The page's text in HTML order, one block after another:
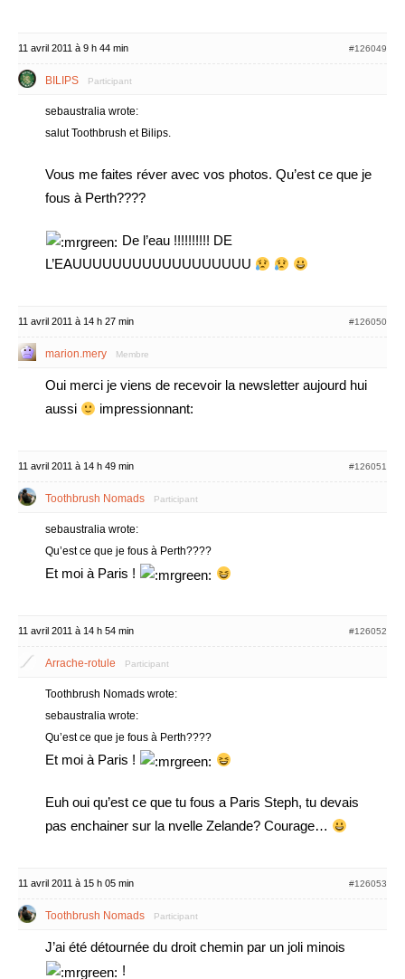
11 avril 2011 à 9 h 44 min #126049
BILIPS Participant
sebaustralia wrote:
salut Toothbrush et Bilips.
Vous me faites réver avec vos photos. Qu’est ce que je
fous à Perth????
De l’eau !!!!!!!!!! DE
L’EAUUUUUUUUUUUUUUUUUU
11 avril 2011 à 14 h 27 min #126050
marion.mery Membre
Oui merci je viens de recevoir la newsletter aujourd hui
aussi
impressionnant:
11 avril 2011 à 14 h 49 min #126051
Toothbrush Nomads Participant
sebaustralia wrote:
Qu’est ce que je fous à Perth????
Et moi à Paris !
11 avril 2011 à 14 h 54 min #126052
Arrache-rotule Participant
Toothbrush Nomads wrote:
sebaustralia wrote:
Qu’est ce que je fous à Perth????
Et moi à Paris !
Euh oui qu’est ce que tu fous a Paris Steph, tu devais
pas enchainer sur la nvelle Zelande? Courage…
11 avril 2011 à 15 h 05 min #126053
Toothbrush Nomads Participant
J’ai été détournée du droit chemin par un joli minois
!